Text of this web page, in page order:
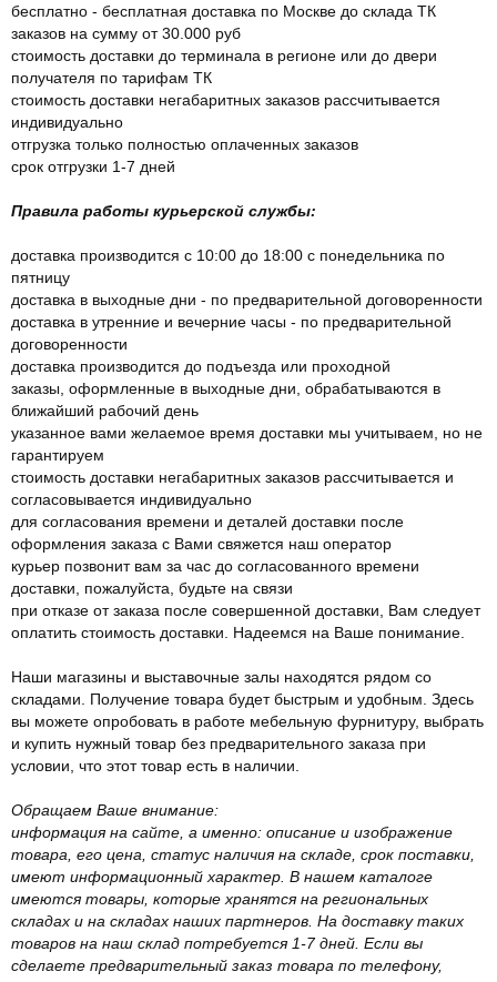
бесплатно - бесплатная доставка по Москве до склада ТК
заказов на сумму от 30.000 руб
стоимость доставки до терминала в регионе или до двери
получателя по тарифам ТК
стоимость доставки негабаритных заказов рассчитывается
индивидуально
отгрузка только полностью оплаченных заказов
срок отгрузки 1-7 дней
Правила работы курьерской службы:
доставка производится с 10:00 до 18:00 с понедельника по
пятницу
доставка в выходные дни - по предварительной договоренности
доставка в утренние и вечерние часы - по предварительной
договоренности
доставка производится до подъезда или проходной
заказы, оформленные в выходные дни, обрабатываются в
ближайший рабочий день
указанное вами желаемое время доставки мы учитываем, но не
гарантируем
стоимость доставки негабаритных заказов рассчитывается и
согласовывается индивидуально
для согласования времени и деталей доставки после
оформления заказа с Вами свяжется наш оператор
курьер позвонит вам за час до согласованного времени
доставки, пожалуйста, будьте на связи
при отказе от заказа после совершенной доставки, Вам следует
оплатить стоимость доставки. Надеемся на Ваше понимание.
Наши магазины и выставочные залы находятся рядом со
складами. Получение товара будет быстрым и удобным. Здесь
вы можете опробовать в работе мебельную фурнитуру, выбрать
и купить нужный товар без предварительного заказа при
условии, что этот товар есть в наличии.
Обращаем Ваше внимание:
информация на сайте, а именно: описание и изображение
товара, его цена, статус наличия на складе, срок поставки,
имеют информационный характер. В нашем каталоге
имеются товары, которые хранятся на региональных
складах и на складах наших партнеров. На доставку таких
товаров на наш склад потребуется 1-7 дней. Если вы
сделаете предварительный заказ товара по телефону,